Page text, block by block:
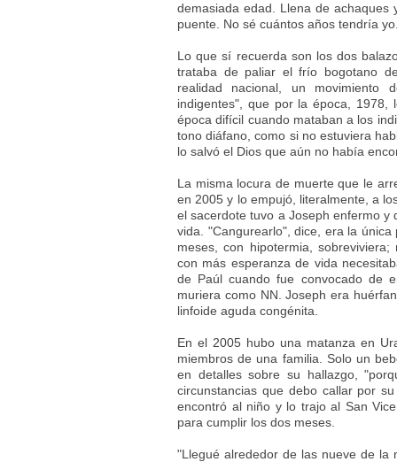
demasiada edad. Llena de
puente. No sé cuántos años tendría
Lo que sí recuerda son los dos
trataba de paliar el frío bogotano
realidad nacional, un movimiento
indigentes", que por la época, 1978,
época difícil cuando mataban a los
tono diáfano, como si no estuviera
lo salvó el Dios que aún no había
La misma locura de muerte que le
en 2005 y lo empujó, literalmente, a
el sacerdote tuvo a Joseph enfermo
vida. "Cangurearlo", dice, era la
meses, con hipotermia,
con más esperanza de vida
de Paúl cuando fue convocado de
muriera como NN. Joseph era
linfoide aguda congénita.
En el 2005 hubo una matanza en
miembros de una familia. Solo un
en detalles sobre su hallazgo,
circunstancias que debo callar por
encontró al niño y lo trajo al San
para cumplir los dos meses.
"Llegué alrededor de las nueve de